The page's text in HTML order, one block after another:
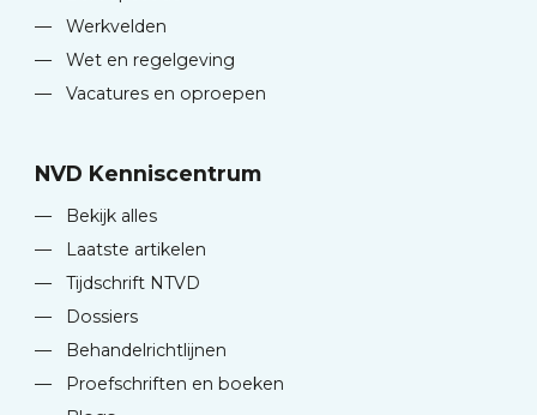
—
Werkvelden
—
Wet en regelgeving
—
Vacatures en oproepen
NVD Kenniscentrum
—
Bekijk alles
—
Laatste artikelen
—
Tijdschrift NTVD
—
Dossiers
—
Behandelrichtlijnen
—
Proefschriften en boeken